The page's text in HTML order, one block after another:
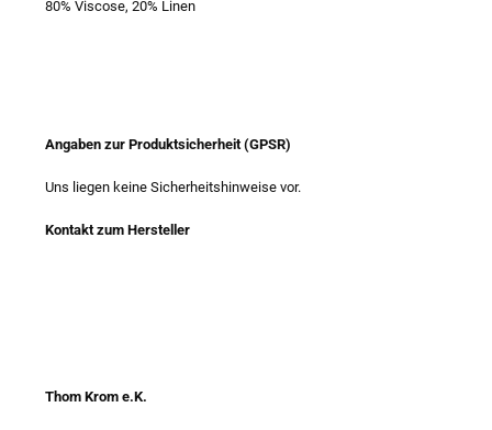
80% Viscose, 20% Linen
Angaben zur Produktsicherheit (GPSR)
Uns liegen keine Sicherheitshinweise vor.
Kontakt zum Hersteller
Thom Krom e.K.